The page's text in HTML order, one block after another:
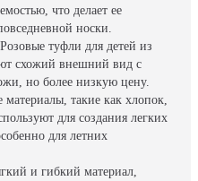
что делает ее
носки.
. Розовые туфли для детей из
схожий внешний вид с
но более низкую цену.
материалы, такие как хлопок,
для создания легких
для летних
и гибкий материал,